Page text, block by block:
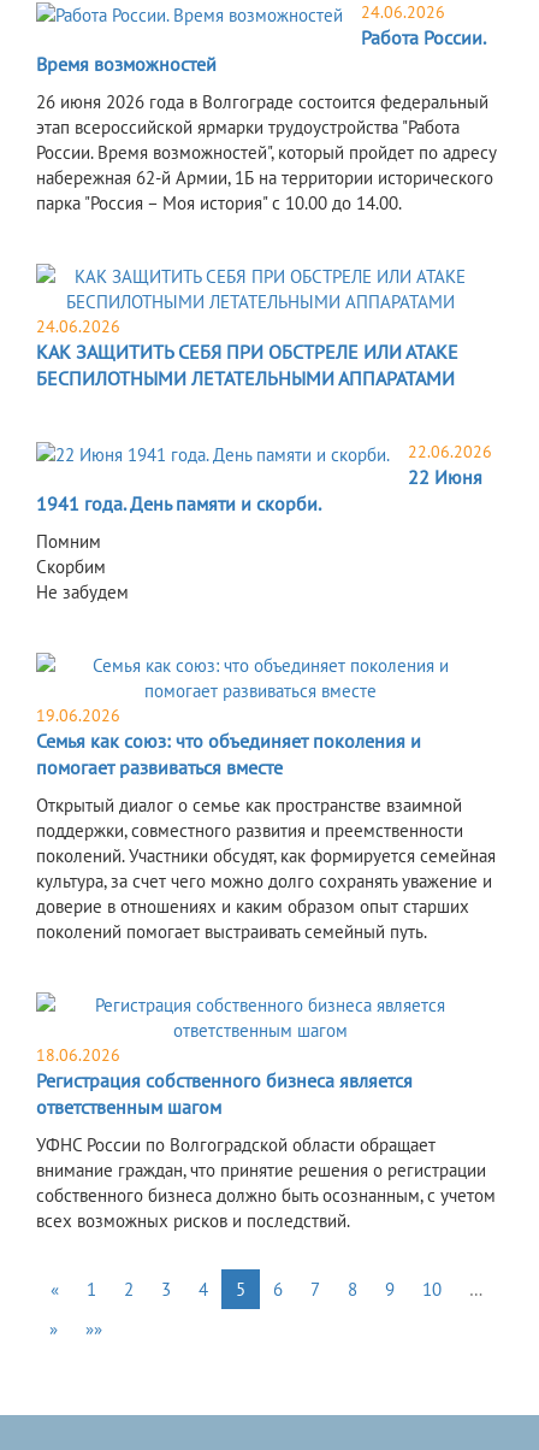
24.06.2026
Работа России.
Время возможностей
26 июня 2026 года в Волгограде состоится федеральный
этап всероссийской ярмарки трудоустройства "Работа
России. Время возможностей", который пройдет по адресу
набережная 62-й Армии, 1Б на территории исторического
парка "Россия – Моя история" с 10.00 до 14.00.
24.06.2026
КАК ЗАЩИТИТЬ СЕБЯ ПРИ ОБСТРЕЛЕ ИЛИ АТАКЕ
БЕСПИЛОТНЫМИ ЛЕТАТЕЛЬНЫМИ АППАРАТАМИ
22.06.2026
22 Июня
1941 года. День памяти и скорби.
Помним
Скорбим
Не забудем
19.06.2026
Семья как союз: что объединяет поколения и
помогает развиваться вместе
Открытый диалог о семье как пространстве взаимной
поддержки, совместного развития и преемственности
поколений. Участники обсудят, как формируется семейная
культура, за счет чего можно долго сохранять уважение и
доверие в отношениях и каким образом опыт старших
поколений помогает выстраивать семейный путь.
18.06.2026
Регистрация собственного бизнеса является
ответственным шагом
УФНС России по Волгоградской области обращает
внимание граждан, что принятие решения о регистрации
собственного бизнеса должно быть осознанным, с учетом
всех возможных рисков и последствий.
« 1 2 3 4 5 6 7 8 9 10
…
»
»»